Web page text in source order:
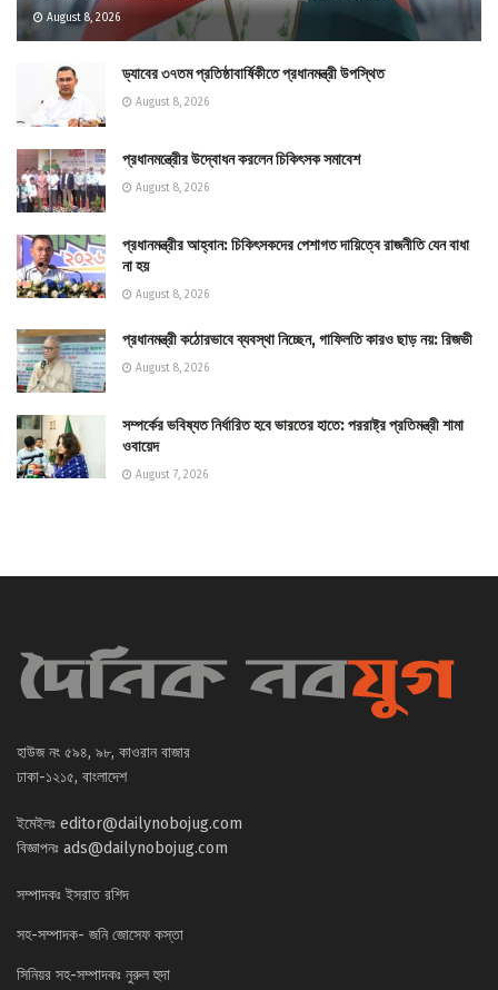
August 8, 2026
ড্যাবের ৩৭তম প্রতিষ্ঠাবার্ষিকীতে প্রধানমন্ত্রী উপস্থিত
August 8, 2026
প্রধানমন্ত্রীের উদ্বোধন করলেন চিকিৎসক সমাবেশ
August 8, 2026
প্রধানমন্ত্রীর আহ্বান: চিকিৎসকদের পেশাগত দায়িত্বে রাজনীতি যেন বাধা
না হয়
August 8, 2026
প্রধানমন্ত্রী কঠোরভাবে ব্যবস্থা নিচ্ছেন, গাফিলতি কারও ছাড় নয়: রিজভী
August 8, 2026
সম্পর্কের ভবিষ্যত নির্ধারিত হবে ভারতের হাতে: পররাষ্ট্র প্রতিমন্ত্রী শামা
ওবায়েদ
August 7, 2026
হাউজ নং ৫৯৪, ৯৮, কাওরান বাজার
ঢাকা-১২১৫, বাংলাদেশ
ইমেইলঃ editor@dailynobojug.com
বিজ্ঞাপনঃ ads@dailynobojug.com
সম্পাদকঃ ইসরাত রশিদ
সহ-সম্পাদক- জনি জোসেফ কস্তা
সিনিয়র সহ-সম্পাদকঃ নুরুল হুদা